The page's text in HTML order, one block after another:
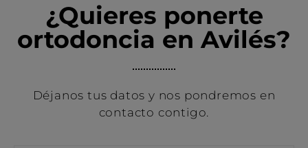
¿Quieres ponerte
ortodoncia en Avilés?
Déjanos tus datos y nos pondremos en
contacto contigo.